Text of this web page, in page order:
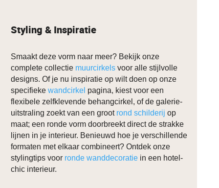
Styling & Inspiratie
Smaakt deze vorm naar meer? Bekijk onze
complete collectie muurcirkels voor alle stijlvolle
designs. Of je nu inspiratie op wilt doen op onze
specifiekewandcirkel pagina, kiest voor een
flexibele zelfklevende behangcirkel, of de galerie-
uitstraling zoekt van een groot rond schilderij op
maat; een ronde vorm doorbreekt direct de strakke
lijnen in je interieur. Benieuwd hoe je verschillende
formaten met elkaar combineert? Ontdek onze
stylingtips voor ronde wanddecoratie in een hotel-
chic interieur.